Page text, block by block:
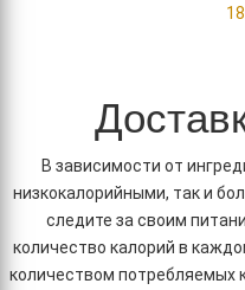
В зависимости от
низкокалорийными, так и
следите за своим
количество калорий в
количеством потребляемых